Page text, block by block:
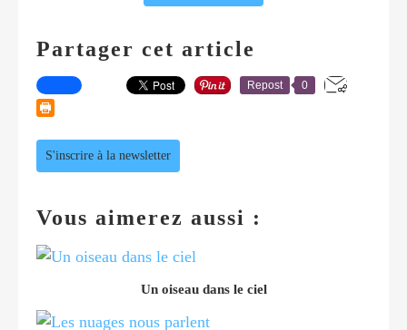
Partager cet article
Repost 0
S'inscrire à la newsletter
Vous aimerez aussi :
Un oiseau dans le ciel